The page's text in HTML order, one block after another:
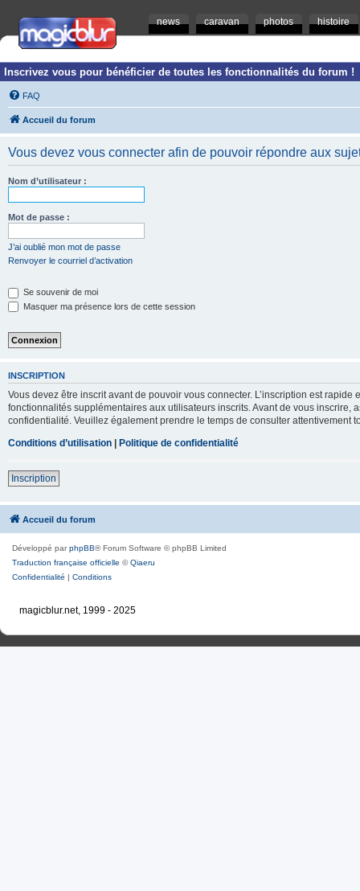
news caravan photos histoire
Inscrivez vous pour bénéficier de toutes les fonctionnalités du forum !
FAQ
Accueil du forum
Vous devez vous connecter afin de pouvoir répondre aux
Nom d’utilisateur :
Mot de passe :
J’ai oublié mon mot de passe
Renvoyer le courriel d’activation
Se souvenir de moi
Masquer ma présence lors de cette session
INSCRIPTION
Vous devez être inscrit avant de pouvoir vous connecter. L’inscription est
fonctionnalités supplémentaires aux utilisateurs inscrits. Avant de vous inscrire,
confidentialité. Veuillez également prendre le temps de consulter attentivement
Conditions d’utilisation | Politique de confidentialité
Inscription
Accueil du forum
Développé parphpBB® Forum Software © phpBB Limited
Traduction française officielle ©Qiaeru
Confidentialité | Conditions
magicblur.net, 1999 - 2025